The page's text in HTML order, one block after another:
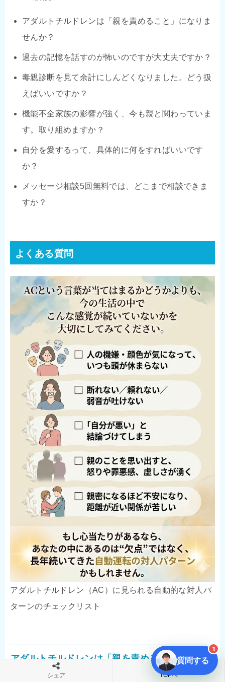
アダルトチルドレンは「親を責めること」になりま
せんか？
過去の記憶を話すのが怖いのですが大丈夫ですか？
毒親診断を見て余計にしんどくなりました。どう扱
えばいいですか？
機能不全家族の影響が強く、今も親と関わっていま
す。取り組めますか？
自分を愛するって、具体的に何をすればいいです
か？
メッセージ相談5回無料では、どこまで相談できま
すか？
よくある質問
アダルトチルドレン（AC）に見られる自動的な対人パ
ターンのチェックリスト
アダルトチルドレンは「親を責めること」になり
ませんか？シェア TOPへ
質問する
1